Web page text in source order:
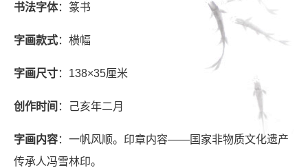
书法字体：篆书
字画款式：横幅
字画尺寸：138×35厘米
创作时间 ：己亥年二月
字画内容：一帆风顺。印章内容——国家非物质文化遗产
传承人冯雪林印。